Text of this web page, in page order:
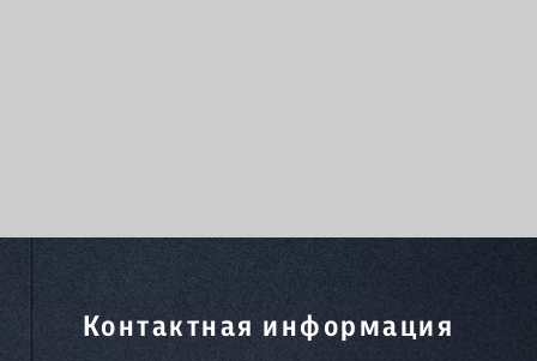
Контактная информация